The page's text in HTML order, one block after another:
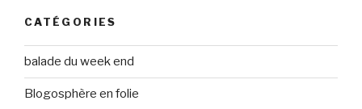
CATÉGORIES
balade du week end
Blogosphère en folie